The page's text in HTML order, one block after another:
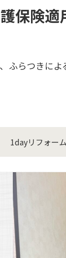
護保険
ふらつきに
1dayリフォーム